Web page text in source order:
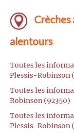
Crèches
alentours
Toutes les
Plessis-Robinson
Toutes les
Robinson (92350)
Toutes les
Plessis-Robinson